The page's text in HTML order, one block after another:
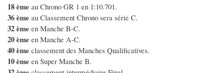
18 ème au Chrono GR 1 en 1:10.701.
36 ème au Classement Chrono sera série C.
32 ème en Manche B-C.
20 ème en Manche A-C.
40 ème classement des Manches Qualificatives.
10 ème en Super Manche B.